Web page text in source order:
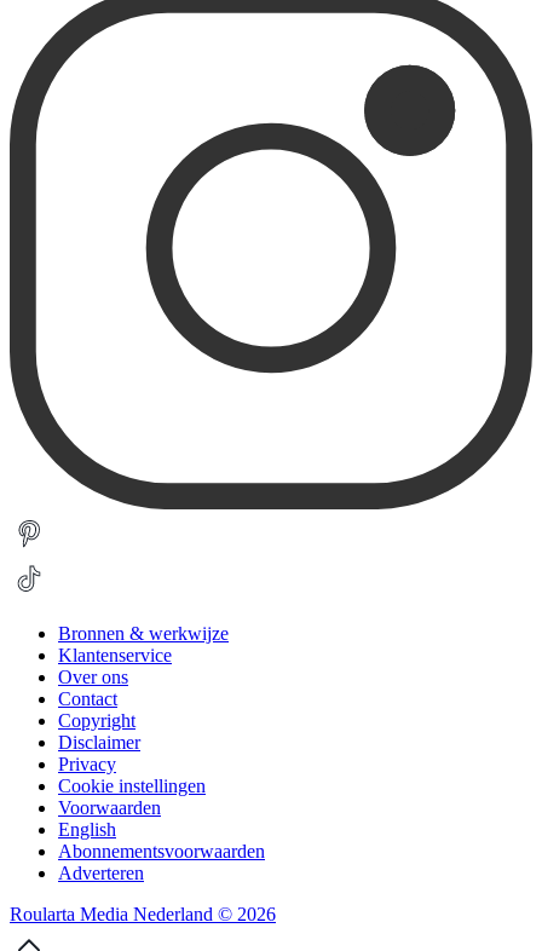
Bronnen & werkwijze
Klantenservice
Over ons
Contact
Copyright
Disclaimer
Privacy
Cookie instellingen
Voorwaarden
English
Abonnementsvoorwaarden
Adverteren
Roularta Media Nederland © 2026